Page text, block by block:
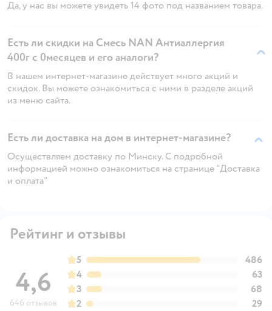
Да, у нас вы можете увидеть 14 фото под названием товара.
Есть ли скидки на Смесь NAN Антиаллергия
400г с 0месяцев и его аналоги?
В нашем интернет-магазине действует много акций и
скидок. Вы можете ознакомиться с ними в разделе акций
из меню сайта.
Есть ли доставка на дом в интернет-магазине?
Осуществляем доставку по Минску. С подробной
информацией можно ознакомиться на странице "Доставка
и оплата"
Рейтинг и отзывы
4,6
646 отзывов
5
486
4
63
3
68
2
29